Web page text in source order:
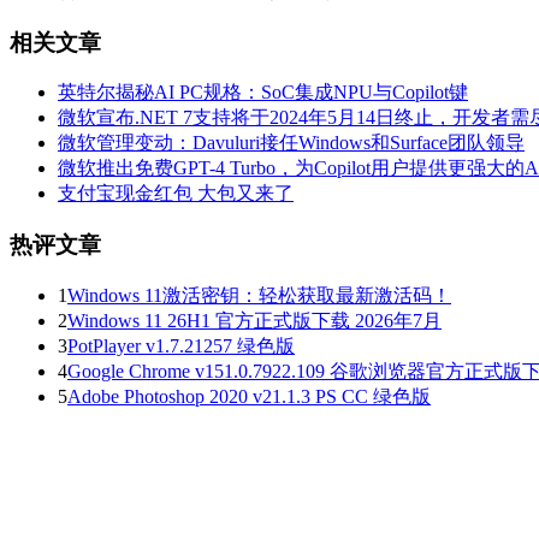
相关文章
英特尔揭秘AI PC规格：SoC集成NPU与Copilot键
微软宣布.NET 7支持将于2024年5月14日终止，开发者需
微软管理变动：Davuluri接任Windows和Surface团队领导
微软推出免费GPT-4 Turbo，为Copilot用户提供更强大的
支付宝现金红包 大包又来了
热评文章
1Windows 11激活密钥：轻松获取最新激活码！
2Windows 11 26H1 官方正式版下载 2026年7月
3PotPlayer v1.7.21257 绿色版
4Google Chrome v151.0.7922.109 谷歌浏览器官方正式版
5Adobe Photoshop 2020 v21.1.3 PS CC 绿色版